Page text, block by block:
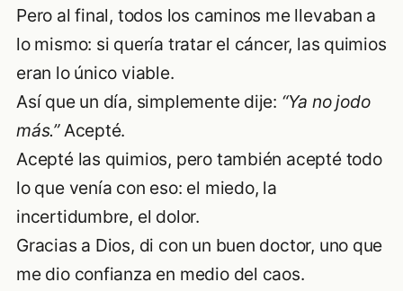
Pero al final, todos los caminos me llevaban a
lo mismo: si quería tratar el cáncer, las quimios
eran lo único viable.
Así que un día, simplemente dije: “Ya no jodo
más.”Acepté.
Acepté las quimios, pero también acepté todo
lo que venía con eso: el miedo, la
incertidumbre, el dolor.
Gracias a Dios, di con un buen doctor, uno que
me dio confianza en medio del caos.